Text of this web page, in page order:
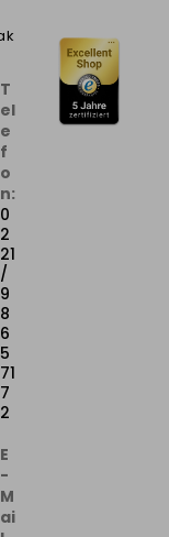
T
el
e
f
o
n:
0
2
21
/
9
8
6
5
71
7
2
E
-
M
ai